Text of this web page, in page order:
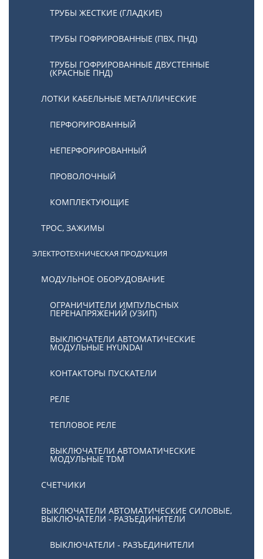
ТРУБЫ ЖЕСТКИЕ (ГЛАДКИЕ)
ТРУБЫ ГОФРИРОВАННЫЕ (ПВХ, ПНД)
ТРУБЫ ГОФРИРОВАННЫЕ ДВУСТЕННЫЕ
(КРАСНЫЕ ПНД)
ЛОТКИ КАБЕЛЬНЫЕ МЕТАЛЛИЧЕСКИЕ
ПЕРФОРИРОВАННЫЙ
НЕПЕРФОРИРОВАННЫЙ
ПРОВОЛОЧНЫЙ
КОМПЛЕКТУЮЩИЕ
ТРОС, ЗАЖИМЫ
ЭЛЕКТРОТЕХНИЧЕСКАЯ ПРОДУКЦИЯ
МОДУЛЬНОЕ ОБОРУДОВАНИЕ
ОГРАНИЧИТЕЛИ ИМПУЛЬСНЫХ
ПЕРЕНАПРЯЖЕНИЙ (УЗИП)
ВЫКЛЮЧАТЕЛИ АВТОМАТИЧЕСКИЕ
МОДУЛЬНЫЕ HYUNDAI
КОНТАКТОРЫ ПУСКАТЕЛИ
РЕЛЕ
ТЕПЛОВОЕ РЕЛЕ
ВЫКЛЮЧАТЕЛИ АВТОМАТИЧЕСКИЕ
МОДУЛЬНЫЕ TDM
СЧЕТЧИКИ
ВЫКЛЮЧАТЕЛИ АВТОМАТИЧЕСКИЕ СИЛОВЫЕ,
ВЫКЛЮЧАТЕЛИ - РАЗЪЕДИНИТЕЛИ
ВЫКЛЮЧАТЕЛИ - РАЗЪЕДИНИТЕЛИ